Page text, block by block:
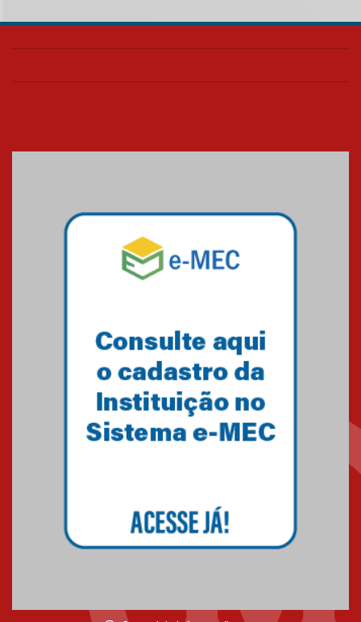
realizará nova edição da Feira
04.08.2026
Mackenzie recepciona os
calouros do segundo semestre
Como o Colégio Mackenzie
Brasília prepara seus
estudantes para o PAS antes
mesmo do Ensino Médio
04.08.2026